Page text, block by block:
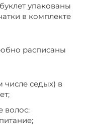
упакованы
в комплекте
расписаны
числе седых) в
волос: